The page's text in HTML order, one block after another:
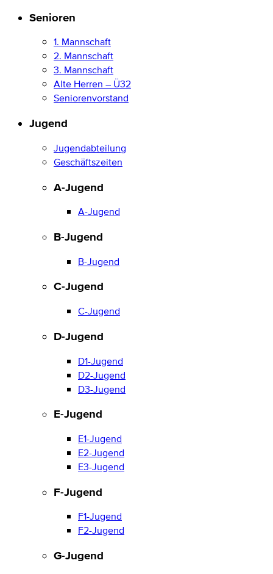
Senioren
1. Mannschaft
2. Mannschaft
3. Mannschaft
Alte Herren – Ü32
Seniorenvorstand
Jugend
Jugendabteilung
Geschäftszeiten
A-Jugend
A-Jugend
B-Jugend
B-Jugend
C-Jugend
C-Jugend
D-Jugend
D1-Jugend
D2-Jugend
D3-Jugend
E-Jugend
E1-Jugend
E2-Jugend
E3-Jugend
F-Jugend
F1-Jugend
F2-Jugend
G-Jugend